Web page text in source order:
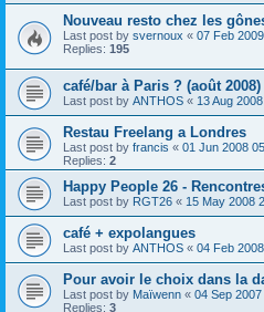
Nouveau resto chez les
Last post by svernoux « 07 Feb 2009
Replies: 195
café/bar à Paris ? (août 2008)
Last post by ANTHOS « 13 Aug
Restau Freelang a Londres
Last post by francis « 01 Jun 2008
Replies: 2
Happy People 26 -
Last post by RGT26 « 15 May 2008
café + expolangues
Last post by ANTHOS « 04 Feb
Pour avoir le choix dans la
Last post by Maïwenn « 04 Sep
Replies: 3